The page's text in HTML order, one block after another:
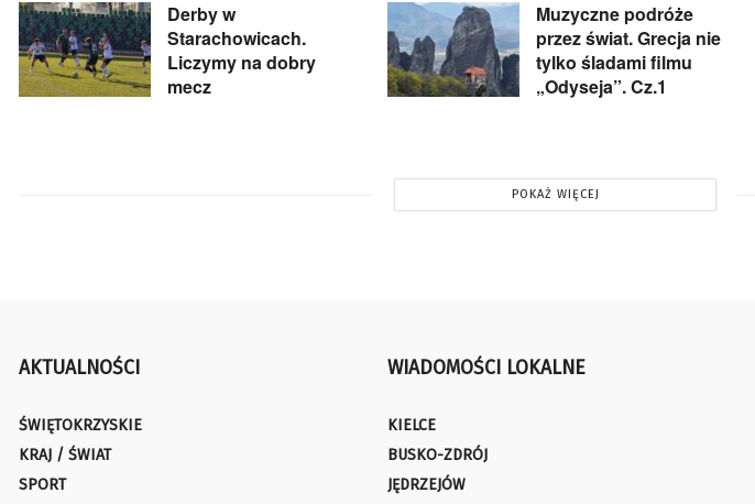
Derby w
Starachowicach.
Liczymy na dobry
mecz
Muzyczne podróże
przez świat. Grecja nie
tylko śladami filmu
„Odyseja”. Cz.1
POKAŻ WIĘCEJ
AKTUALNOŚCI
ŚWIĘTOKRZYSKIE
KRAJ / ŚWIAT
SPORT
WIADOMOŚCI LOKALNE
KIELCE
BUSKO-ZDRÓJ
JĘDRZEJÓW